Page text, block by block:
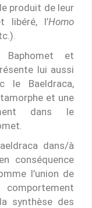
produit de leur
libéré, l’Homo
et
lui aussi
le Baeldraca,
et une
dans le
dans/à
conséquence
l’union de
synthèse des